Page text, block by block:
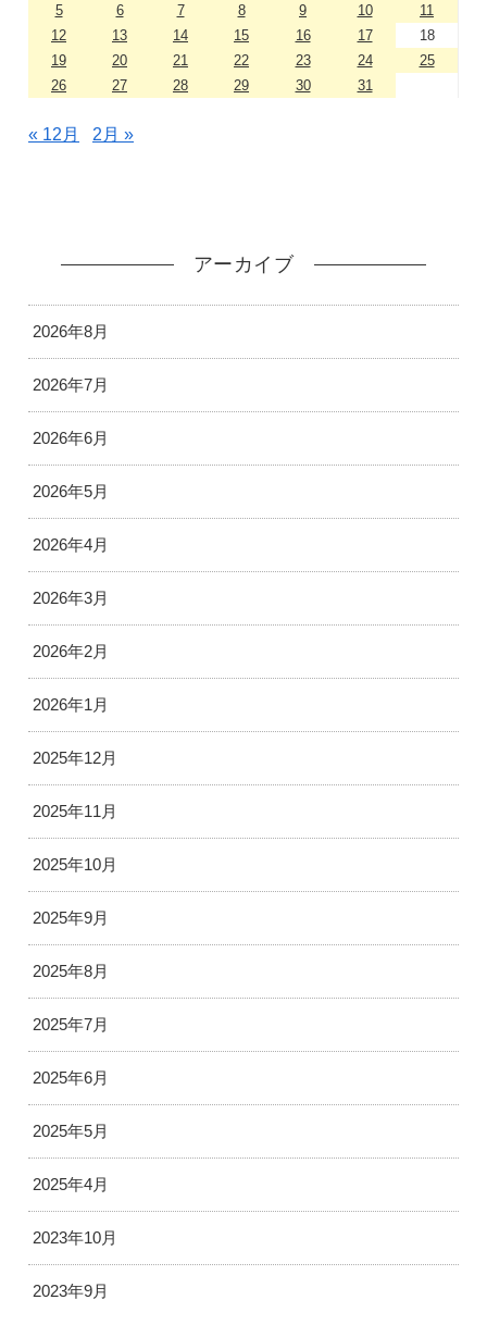
5
6 7 8 9 10
11
12
13 14 15 16 17
18
19
20 21 22 23 24
25
26
27 28 29 30 31
« 12月 2月 »
アーカイブ
2026年8月
2026年7月
2026年6月
2026年5月
2026年4月
2026年3月
2026年2月
2026年1月
2025年12月
2025年11月
2025年10月
2025年9月
2025年8月
2025年7月
2025年6月
2025年5月
2025年4月
2023年10月
2023年9月